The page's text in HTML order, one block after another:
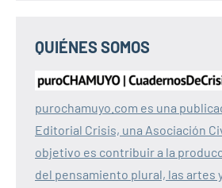
QUIÉNES SOMOS
purochamuyo.com es una
Editorial Crisis, una Asociación
objetivo es contribuir a la
del pensamiento plural, las artes